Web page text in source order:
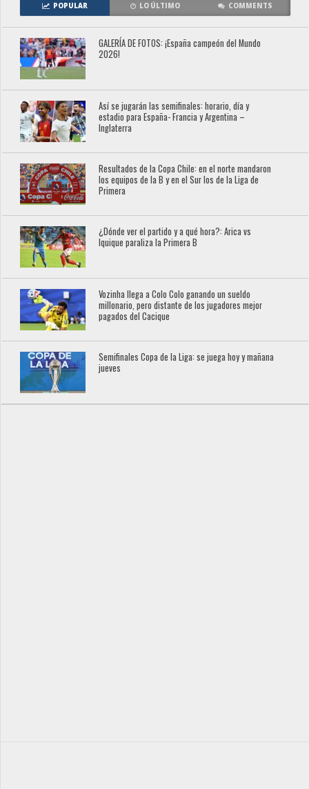
POPULAR LO ÚLTIMO COMMENTS
GALERÍA DE FOTOS: ¡España campeón del Mundo
2026!
Así se jugarán las semifinales: horario, día y
estadio para España- Francia y Argentina –
Inglaterra
Resultados de la Copa Chile: en el norte mandaron
los equipos de la B y en el Sur los de la Liga de
Primera
¿Dónde ver el partido y a qué hora?: Arica vs
Iquique paraliza la Primera B
Vozinha llega a Colo Colo ganando un sueldo
millonario, pero distante de los jugadores mejor
pagados del Cacique
Semifinales Copa de la Liga: se juega hoy y mañana
jueves